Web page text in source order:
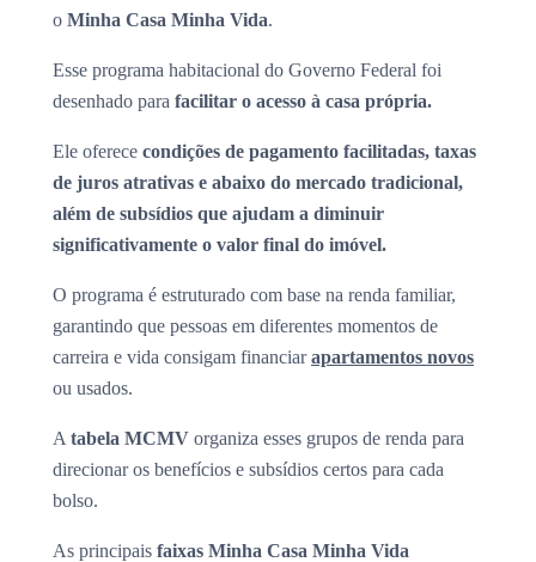
o Minha Casa Minha Vida.
Esse programa habitacional do Governo Federal foi
desenhado para facilitar o acesso à casa própria.
Ele oferece condições de pagamento facilitadas, taxas
de juros atrativas e abaixo do mercado tradicional,
além de subsídios que ajudam a diminuir
significativamente o valor final do imóvel.
O programa é estruturado com base na renda familiar,
garantindo que pessoas em diferentes momentos de
carreira e vida consigam financiarapartamentos novos
ou usados.
A tabela MCMV organiza esses grupos de renda para
direcionar os benefícios e subsídios certos para cada
bolso.
As principais faixas Minha Casa Minha Vida